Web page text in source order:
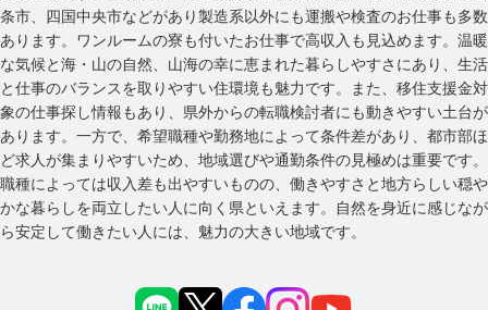
条市、四国中央市などがあり製造系以外にも運搬や検査のお仕事も多数
あります。ワンルームの寮も付いたお仕事で高収入も見込めます。温暖
な気候と海・山の自然、山海の幸に恵まれた暮らしやすさにあり、生活
と仕事のバランスを取りやすい住環境も魅力です。また、移住支援金対
象の仕事探し情報もあり、県外からの転職検討者にも動きやすい土台が
あります。一方で、希望職種や勤務地によって条件差があり、都市部ほ
ど求人が集まりやすいため、地域選びや通勤条件の見極めは重要です。
職種によっては収入差も出やすいものの、働きやすさと地方らしい穏や
かな暮らしを両立したい人に向く県といえます。自然を身近に感じなが
ら安定して働きたい人には、魅力の大きい地域です。